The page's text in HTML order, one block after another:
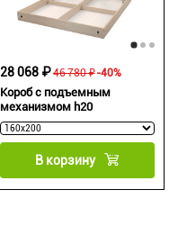
Короб с подъемным
механизмом h20
46 780 ₽
28 068 ₽ -40%
В корзину